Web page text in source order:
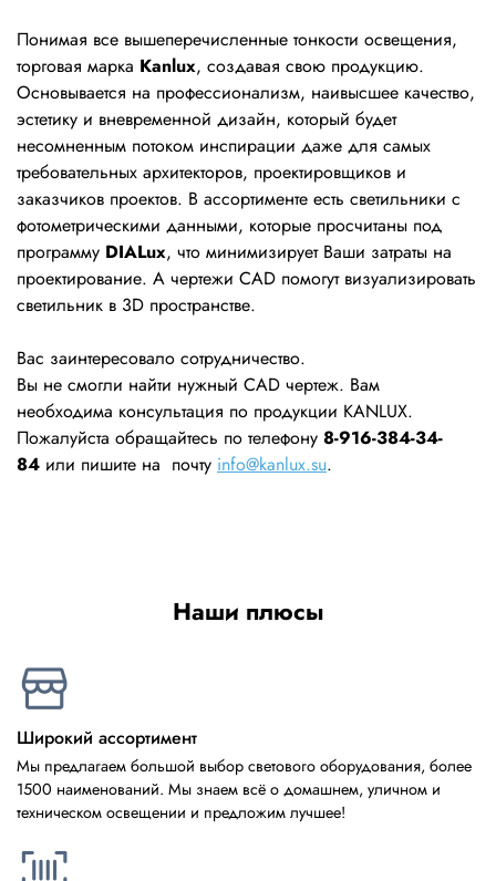
Понимая все вышеперечисленные тонкости освещения,
торговая марка Kanlux, создавая свою продукцию.
Основывается на профессионализм, наивысшее качество,
эстетику и вневременной дизайн, который будет
несомненным потоком инспирации даже для самых
требовательных архитекторов, проектировщиков и
заказчиков проектов. В ассортименте есть светильники с
фотометрическими данными, которые просчитаны под
программу DIALux, что минимизирует Ваши затраты на
проектирование. А чертежи CAD помогут визуализировать
светильник в 3D пространстве.
Вас заинтересовало сотрудничество.
Вы не смогли найти нужный CAD чертеж. Вам
необходима консультация по продукции KANLUX.
Пожалуйста обращайтесь по телефону 8-916-384-34-
84 или пишите на почту info@kanlux.su.
Наши плюсы
Широкий ассортимент
Мы предлагаем большой выбор светового оборудования, более
1500 наименований. Мы знаем всё о домашнем, уличном и
техническом освещении и предложим лучшее!